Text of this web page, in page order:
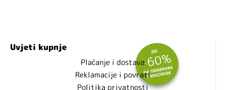
Uvjeti kupnje
Plaćanje i dostava
Reklamacije i povrati
Politika privatnosti